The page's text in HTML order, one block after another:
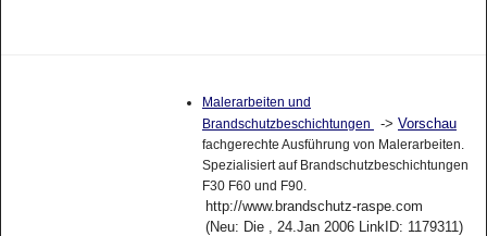
Malerarbeiten und
Brandschutzbeschichtungen
-> Vorschau
fachgerechte Ausführung von Malerarbeiten.
Spezialisiert auf Brandschutzbeschichtungen
F30 F60 und F90.
http://www.brandschutz-raspe.com
(Neu: Die , 24.Jan 2006 LinkID: 1179311)